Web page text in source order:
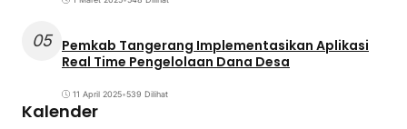
05 Pemkab Tangerang Implementasikan Aplikasi
Real Time Pengelolaan Dana Desa
11 April 2025•539 Dilihat
Kalender